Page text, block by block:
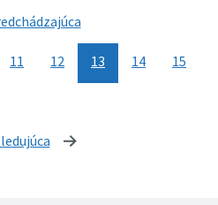
11 12 13 14 15
stránka